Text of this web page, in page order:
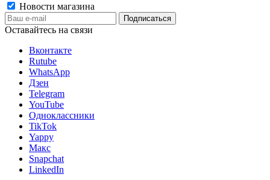
Новости магазина
Оставайтесь на связи
Вконтакте
Rutube
WhatsApp
Дзен
Telegram
YouTube
Одноклассники
TikTok
Yappy
Макс
Snapchat
LinkedIn